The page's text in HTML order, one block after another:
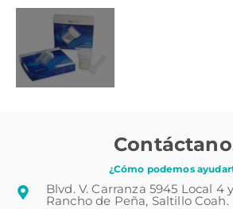
¿Cómo podemos
Blvd. V. Carranza 5945 Local 4
Rancho de Peña, Saltillo Coah.